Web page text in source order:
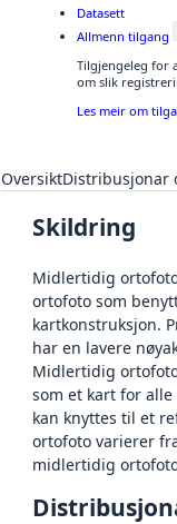
Datasett
Allmenn tilgang
Tilgjengeleg for
om slik
Les meir om
OversiktDistribusjonar
Skildring
Midlertidig
ortofoto som
kartkonstruksjon.
har en lavere
Midlertidig
som et kart for
kan knyttes til et
ortofoto varierer
midlertidig